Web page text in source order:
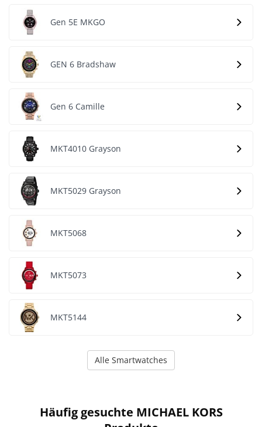
Gen 5E MKGO
GEN 6 Bradshaw
Gen 6 Camille
MKT4010 Grayson
MKT5029 Grayson
MKT5068
MKT5073
MKT5144
Alle Smartwatches
Häufig gesuchte MICHAEL KORS